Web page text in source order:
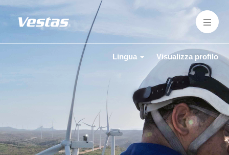
Lingua Visualizza profilo